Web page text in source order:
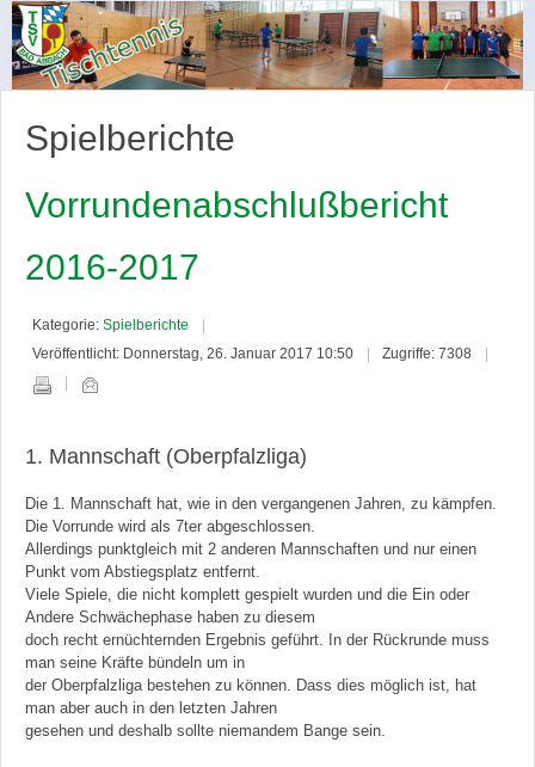
Spielberichte
Vorrundenabschlußbericht
2016-2017
Kategorie: Spielberichte
Veröffentlicht: Donnerstag, 26. Januar 2017 10:50
Zugriffe: 7308
1. Mannschaft (Oberpfalzliga)
Die 1. Mannschaft hat, wie in den vergangenen Jahren, zu kämpfen.
Die Vorrunde wird als 7ter abgeschlossen.
Allerdings punktgleich mit 2 anderen Mannschaften und nur einen
Punkt vom Abstiegsplatz entfernt.
Viele Spiele, die nicht komplett gespielt wurden und die Ein oder
Andere Schwächephase haben zu diesem
doch recht ernüchternden Ergebnis geführt. In der Rückrunde muss
man seine Kräfte bündeln um in
der Oberpfalzliga bestehen zu können. Dass dies möglich ist, hat
man aber auch in den letzten Jahren
gesehen und deshalb sollte niemandem Bange sein.